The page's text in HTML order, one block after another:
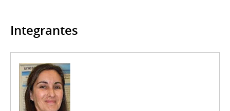
Integrantes